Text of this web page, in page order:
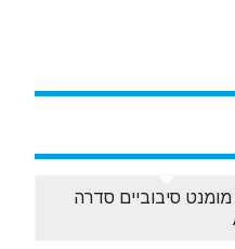
סיבוביים סדרה